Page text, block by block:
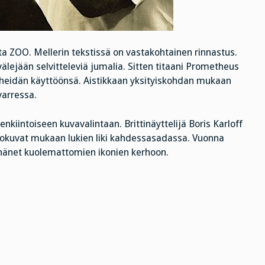
ZOO. Mellerin tekstissä on vastakohtainen rinnastus.
selvitteleviä jumalia. Sitten titaani Prometheus
käyttöönsä. Aistikkaan yksityiskohdan mukaan
kuvavalintaan. Brittinäyttelijä Boris Karloff
mukaan lukien liki kahdessasadassa. Vuonna
kuolemattomien ikonien kerhoon.